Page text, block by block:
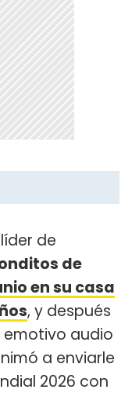
de
de
en su casa
, y después
emotivo audio
a enviarle
2026 con